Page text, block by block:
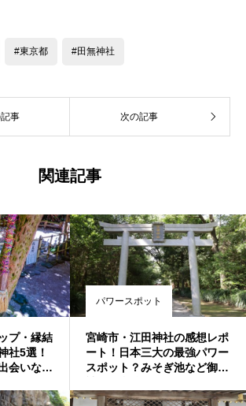
#東京都 #田無神社
事 次の記事
関連記事
プ・縁結
社5選！
会いなど
力パワー
パワースポット
宮崎市・江田神社の感想レポ
ート！日本三大の最強パワー
スポット？みそぎ池など御祭